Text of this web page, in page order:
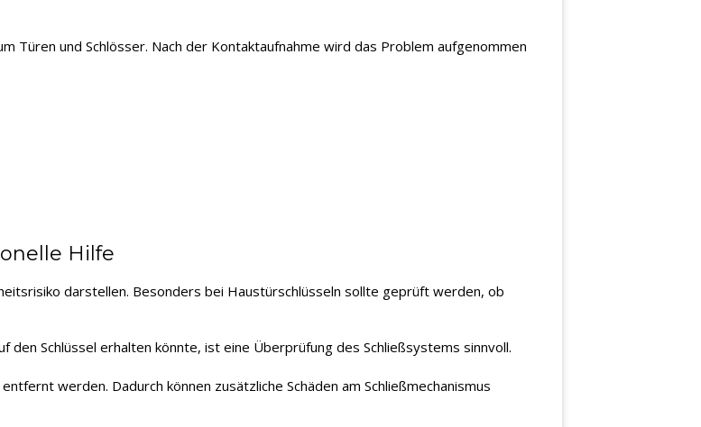
Türen und Schlösser. Nach der Kontaktaufnahme wird das Problem aufgenommen
Hilfe
darstellen. Besonders bei Haustürschlüsseln sollte geprüft werden, ob
Schlüssel erhalten könnte, ist eine Überprüfung des Schließsystems sinnvoll.
werden. Dadurch können zusätzliche Schäden am Schließmechanismus